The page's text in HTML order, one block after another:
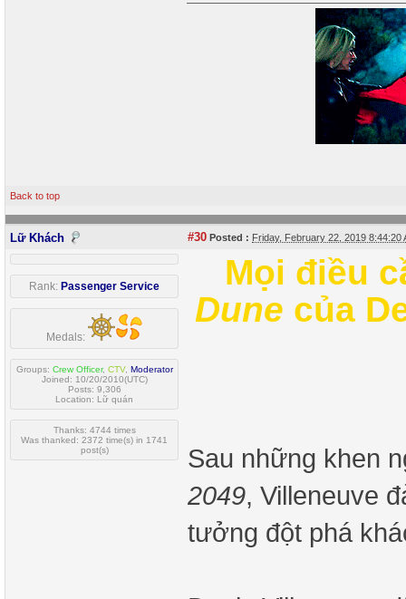
Back to top
Lữ Khách #30 Posted : Friday, February 22, 2019 8:44:20
Rank: Passenger Service
Medals:
Groups: Crew Officer, CTV, Moderator
Joined: 10/20/2010(UTC)
Posts: 9,306
Location: Lữ quán
Thanks: 4744 times
Was thanked: 2372 time(s) in 1741
post(s)
Mọi điều
Dune của
Sau những khen
2049, Villeneuve
tưởng đột phá